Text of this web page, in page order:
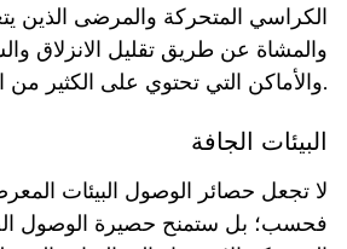
الكراسي المتحركة والمرضى الذين
والمشاة عن طريق تقليل الانزلاق
والأماكن التي تحتوي على الكثير من المياه.
البيئات الجافة
لا تجعل حصائر الوصول البيئات
فحسب؛ بل ستمنح حصيرة الوصول